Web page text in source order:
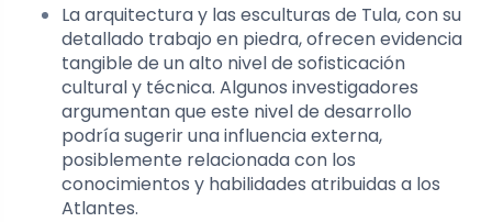
La arquitectura y las esculturas de Tula, con su
detallado trabajo en piedra, ofrecen evidencia
tangible de un alto nivel de sofisticación
cultural y técnica. Algunos investigadores
argumentan que este nivel de desarrollo
podría sugerir una influencia externa,
posiblemente relacionada con los
conocimientos y habilidades atribuidas a los
Atlantes.